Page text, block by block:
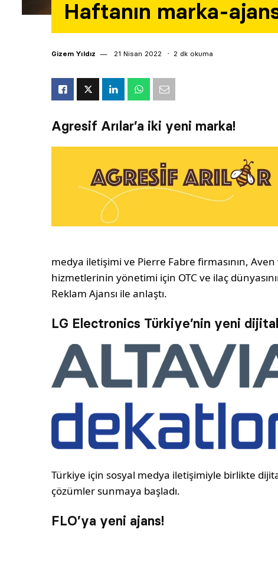
Haftanın marka-
Gizem Yıldız 21 Nisan 2022 2 dk okuma
Agresif Arılar’a iki yeni marka!
medya iletişimi ve Pierre Fabre firmasının,
hizmetlerinin yönetimi için OTC ve ilaç
Reklam Ajansı ile anlaştı.
LG Electronics Türkiye’nin yeni
Türkiye için sosyal medya iletişimiyle birlikte
çözümler sunmaya başladı.
FLO’ya yeni ajans!